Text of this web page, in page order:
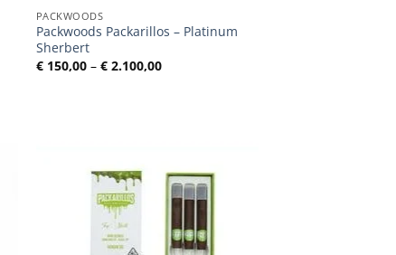
PACKWOODS
Packwoods Packarillos – Platinum
Sherbert
€150,00 – €2.100,00Preisspanne: